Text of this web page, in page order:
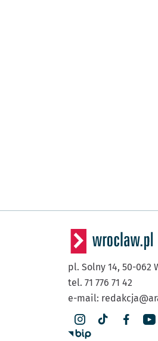
pl. Solny 14, 50-062
tel. 71 776 71 42
e-mail: